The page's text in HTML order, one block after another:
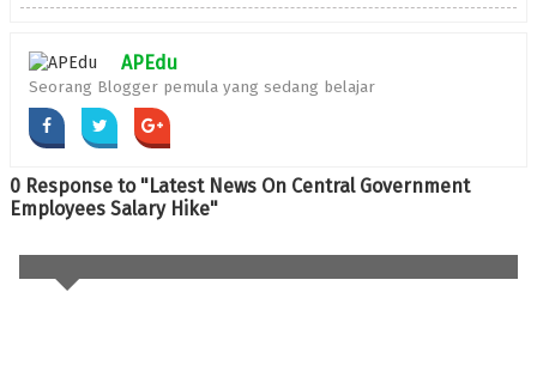
APEdu
Seorang Blogger pemula yang sedang belajar
0 Response to "Latest News On Central Government
Employees Salary Hike"